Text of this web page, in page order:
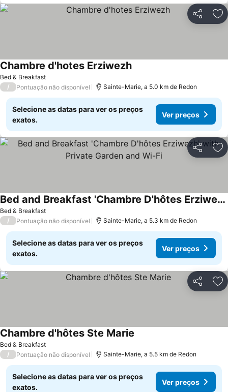
Partilhar
Bed & Breakfast
Chambre d'hotes Erziwezh
/ Pontuação não disponível Sainte-Marie, a 5.0 km de Redon
Selecione as datas para ver os preços
exatos.
Ver preços
Partilhar
Bed & Breakfast
Bed and Breakfast 'Chambre D'hôtes Erziwezh' with Private Garden and Wi-Fi
/ Pontuação não disponível Sainte-Marie, a 5.3 km de Redon
Selecione as datas para ver os preços
exatos.
Ver preços
Partilhar
Bed & Breakfast
Chambre d'hôtes Ste Marie
/ Pontuação não disponível Sainte-Marie, a 5.5 km de Redon
Selecione as datas para ver os preços
exatos.
Ver preços